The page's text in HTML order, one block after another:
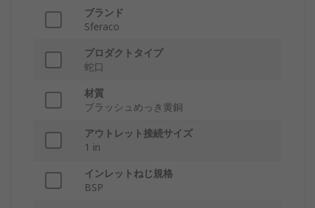
ブランド
Sferaco
プロダクトタイプ
蛇口
材質
ブラッシュめっき黄銅
アウトレット接続サイズ
1 in
インレットねじ規格
BSP